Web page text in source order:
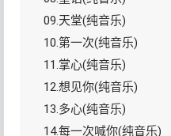
09.天堂(纯音乐)
10.第一次(纯音乐)
11.掌心(纯音乐)
12.想见你(纯音乐)
13.多心(纯音乐)
14.每一次喊你(纯音乐)